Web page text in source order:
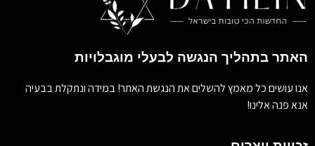
האתר בתהליך הנגשה לבעלי מוגבלויות
אנו עושים כל מאמץ להשלים את הנגשת האתר! במידה ונתקלת בבעיה
אנא פנה אלינו!